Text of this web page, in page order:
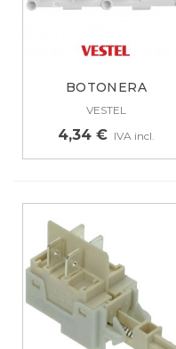
BOTONERA
LAVADORA SCHEIDER
VESTEL
4,34 € IVA incl.